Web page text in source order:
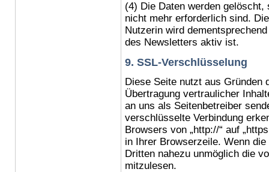
(4) Die Daten werden
nicht mehr erforderlich sind.
Nutzerin wird
des Newsletters aktiv ist.
9. SSL-Verschlüsselung
Diese Seite nutzt aus Gründen
Übertragung vertraulicher
an uns als Seitenbetreiber
verschlüsselte Verbindung
Browsers von „http://“ auf
in Ihrer Browserzeile. Wenn
Dritten nahezu unmöglich die
mitzulesen.